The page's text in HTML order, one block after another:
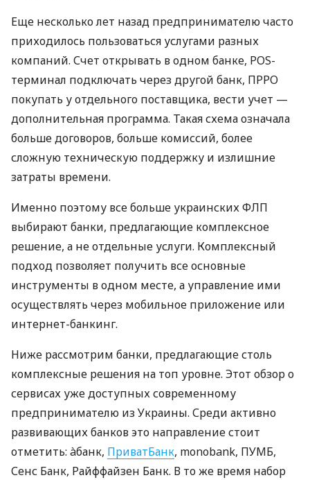
Еще несколько лет назад предпринимателю часто
приходилось пользоваться услугами разных
компаний. Счет открывать в одном банке, POS-
терминал подключать через другой банк, ПРРО
покупать у отдельного поставщика, вести учет —
дополнительная программа. Такая схема означала
больше договоров, больше комиссий, более
сложную техническую поддержку и излишние
затраты времени.
Именно поэтому все больше украинских ФЛП
выбирают банки, предлагающие комплексное
решение, а не отдельные услуги. Комплексный
подход позволяет получить все основные
инструменты в одном месте, а управление ими
осуществлять через мобильное приложение или
интернет-банкинг.
Ниже рассмотрим банки, предлагающие столь
комплексные решения на топ уровне. Этот обзор о
сервисах уже доступных современному
предпринимателю из Украины. Среди активно
развивающих банков это направление стоит
отметить: àбанк, ПриватБанк, monobank, ПУМБ,
Сенс Банк, Райффайзен Банк. В то же время набор